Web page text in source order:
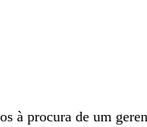
à procura de um